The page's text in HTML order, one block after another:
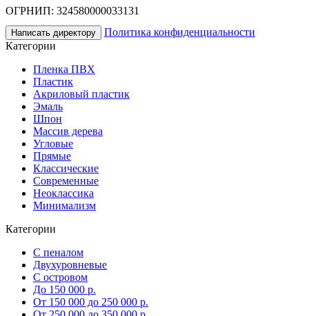
ОГРНИП: 324580000033131
Написать директору
Политика конфиденциальности
Категории
Пленка ПВХ
Пластик
Акриловый пластик
Эмаль
Шпон
Массив дерева
Угловые
Прямые
Классические
Современные
Неоклассика
Минимализм
Категории
С пеналом
Двухуровневые
С островом
До 150 000 р.
От 150 000 до 250 000 р.